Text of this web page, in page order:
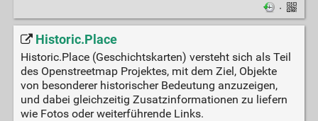
·
Historic.Place
Historic.Place (Geschichtskarten) versteht sich als Teil
des Openstreetmap Projektes, mit dem Ziel, Objekte
von besonderer historischer Bedeutung anzuzeigen,
und dabei gleichzeitig Zusatzinformationen zu liefern
wie Fotos oder weiterführende Links.